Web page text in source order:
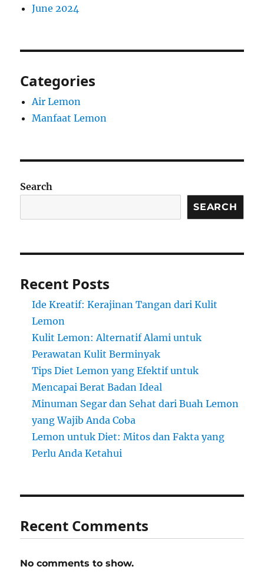
June 2024
Categories
Air Lemon
Manfaat Lemon
Search
SEARCH
Recent Posts
Ide Kreatif: Kerajinan Tangan dari Kulit
Lemon
Kulit Lemon: Alternatif Alami untuk
Perawatan Kulit Berminyak
Tips Diet Lemon yang Efektif untuk
Mencapai Berat Badan Ideal
Minuman Segar dan Sehat dari Buah Lemon
yang Wajib Anda Coba
Lemon untuk Diet: Mitos dan Fakta yang
Perlu Anda Ketahui
Recent Comments
No comments to show.